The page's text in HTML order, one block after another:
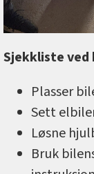
Sjekkliste ved
Plasser
Sett
Løsne
Bruk